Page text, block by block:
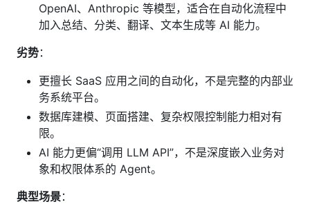
OpenAI、Anthropic 等模型，适合在自动化流程中
加入总结、分类、翻译、文本生成等 AI 能力。
劣势：
更擅长 SaaS 应用之间的自动化，不是完整的内部业
务系统平台。
数据库建模、页面搭建、复杂权限控制能力相对有
限。
AI 能力更偏“调用 LLM API”，不是深度嵌入业务对
象和权限体系的 Agent。
典型场景：